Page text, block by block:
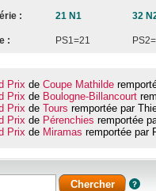
: 21 N1 32
: PS1=21
Prix de Coupe Mathilde
Prix de Boulogne-Billancourt
Prix de Tours remportée par
Prix de Pérenchies remportée
Prix de Miramas remportée par